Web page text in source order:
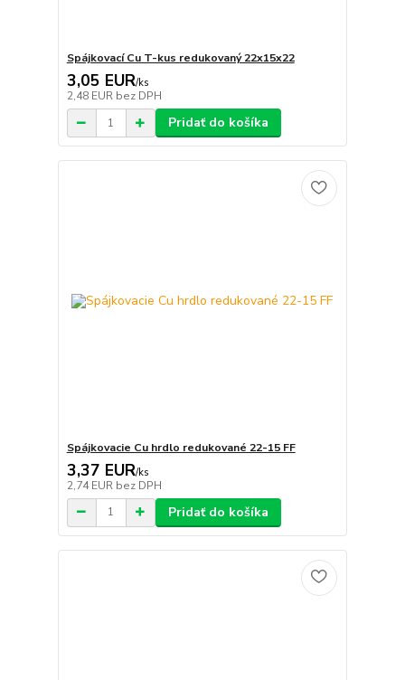
Spájkovací Cu T-kus redukovaný 22x15x22
3,05 EUR/ks
2,48 EUR bez DPH
Pridať do košíka
Spájkovacie Cu hrdlo redukované 22-15 FF
3,37 EUR/ks
2,74 EUR bez DPH
Pridať do košíka